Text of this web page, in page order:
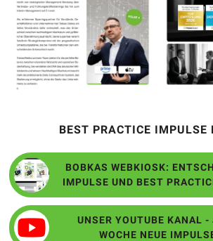
BEST PRACTICE IMPULSE
BOBKAS WEBKIOSK:
IMPULSE UND BEST
UNSER YOUTUBE KANAL -
WOCHE NEUE